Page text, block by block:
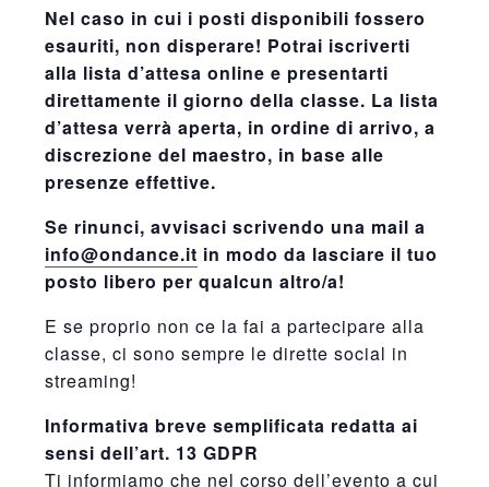
Nel caso in cui i posti disponibili fossero
esauriti, non disperare! Potrai iscriverti
alla lista d’attesa online e presentarti
direttamente il giorno della classe. La lista
d’attesa verrà aperta, in ordine di arrivo, a
discrezione del maestro, in base alle
presenze effettive.
Se rinunci, avvisaci scrivendo una mail a
info@ondance.it in modo da lasciare il tuo
posto libero per qualcun altro/a!
E se proprio non ce la fai a partecipare alla
classe, ci sono sempre le dirette social in
streaming!
Informativa breve semplificata redatta ai
sensi dell’art. 13 GDPR
Ti informiamo che nel corso dell’evento a cui